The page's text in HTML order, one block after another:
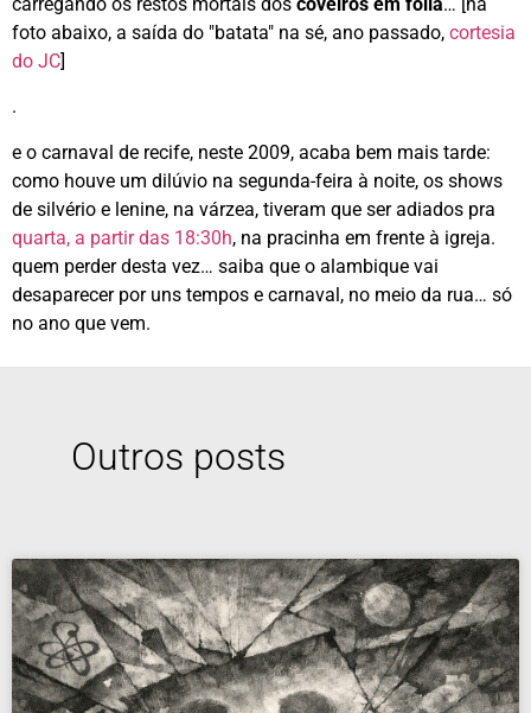
foto abaixo, a saída do "batata" na sé, ano passado, cortesia
do JC]
.
e o carnaval de recife, neste 2009, acaba bem mais tarde:
como houve um dilúvio na segunda-feira à noite, os shows
de silvério e lenine, na várzea, tiveram que ser adiados pra
quarta, a partir das 18:30h, na pracinha em frente à igreja.
quem perder desta vez… saiba que o alambique vai
desaparecer por uns tempos e carnaval, no meio da rua… só
no ano que vem.
Outros posts